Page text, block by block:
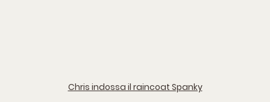
Chris indossa il raincoat Spanky